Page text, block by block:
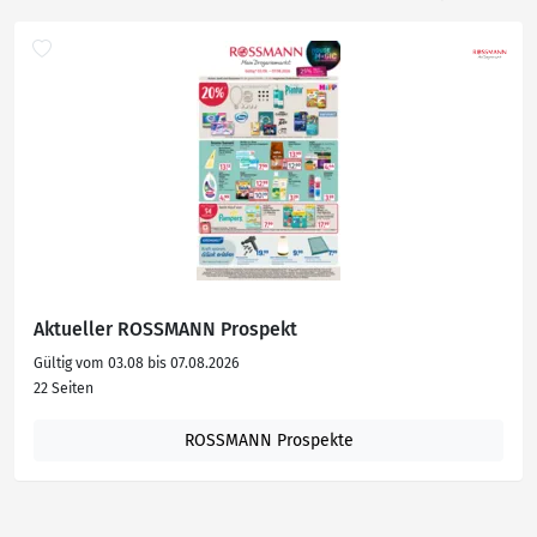
Aktueller ROSSMANN Prospekt
Gültig vom 03.08 bis 07.08.2026
22 Seiten
ROSSMANN Prospekte